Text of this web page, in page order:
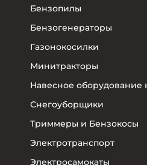
Бензопилы
Бензогенераторы
Газонокосилки
Минитракторы
Навесное оборудование
Снегоуборщики
Триммеры и Бензокосы
Электротранспорт
Электросамокаты